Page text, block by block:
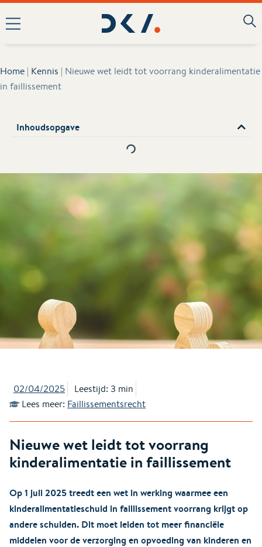
Home | Kennis | Nieuwe wet leidt tot voorrang kinderalimentatie
in faillissement
Inhoudsopgave
02/04/2025
Leestijd: 3 min
Lees meer: Faillissementsrecht
Nieuwe wet leidt tot voorrang
kinderalimentatie in faillissement
Op 1 juli 2025 treedt een wet in werking waarmee een
kinderalimentatieschuld in faillissement voorrang krijgt op
andere schulden. Dit moet leiden tot meer financiële
middelen voor de verzorging en opvoeding van kinderen en